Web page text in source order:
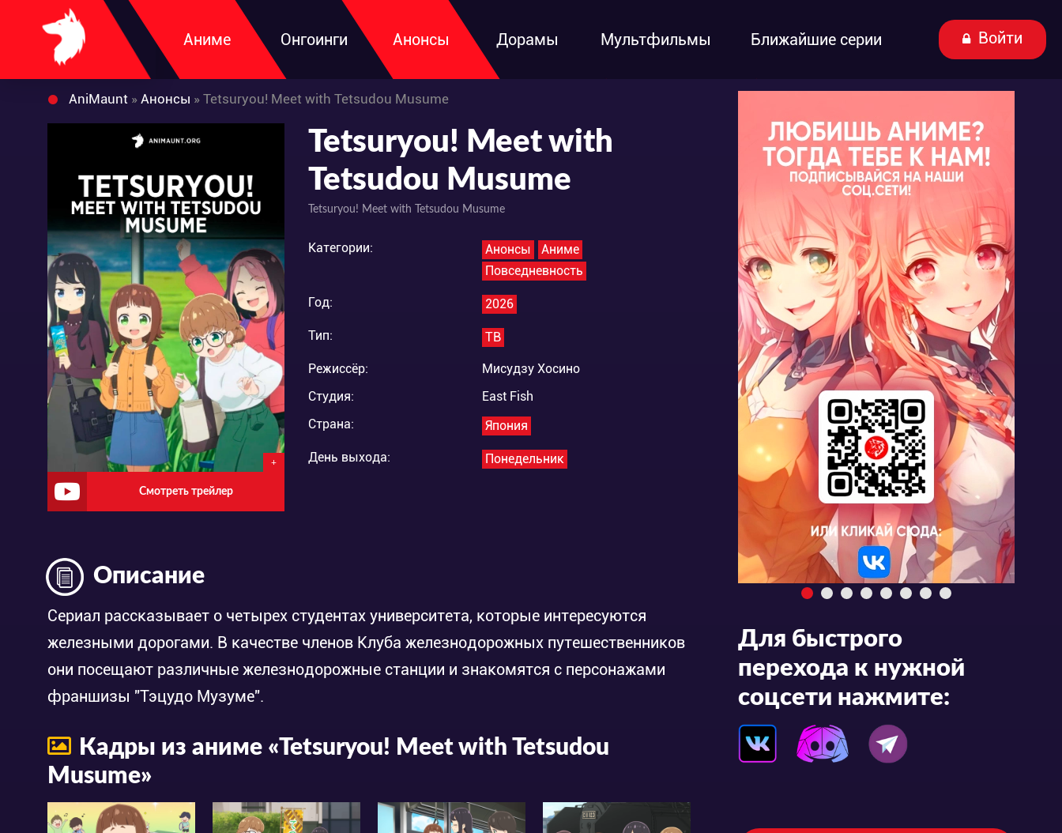
Аниме Онгоинги Анонсы Дорамы Мультфильмы Ближайшие серии Войти
AniMaunt » Анонсы » Tetsuryou! Meet with Tetsudou Musume
+
Смотреть трейлер
Tetsuryou! Meet with
Tetsudou Musume
Tetsuryou! Meet with Tetsudou Musume
Категории: Анонсы
Аниме
Повседневность
Год: 2026
Тип: ТВ
Режиссёр:
Мисудзу Хосино
Студия:
East Fish
Страна:
Япония
День выхода: Понедельник
Описание
Сериал рассказывает о четырех студентах университета, которые интересуются
железными дорогами. В качестве членов Клуба железнодорожных путешественников
они посещают различные железнодорожные станции и знакомятся с персонажами
франшизы "Тэцудо Музуме".
Кадры из аниме «Tetsuryou! Meet with Tetsudou
Musume»
Для быстрого
перехода к нужной
соцсети нажмите: